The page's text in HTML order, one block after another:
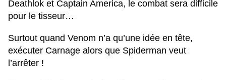
Deathlok et Captain America, le combat sera difficile
pour le tisseur…
Surtout quand Venom n’a qu’une idée en tête,
exécuter Carnage alors que Spiderman veut
l’arrêter !